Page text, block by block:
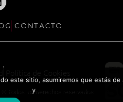
CONTACTO
© Todos los derechos reservados.
este sitio, asumiremos que estás
y